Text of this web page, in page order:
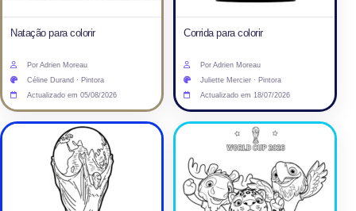
Natação para colorir
Por Adrien Moreau
Céline Durand · Pintora
Actualizado em 05/08/2026
Corrida para colorir
Por Adrien Moreau
Juliette Mercier · Pintora
Actualizado em 18/07/2026